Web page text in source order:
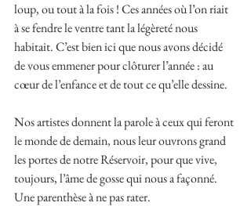
loup, ou tout à la fois ! Ces années où l’on riait
à se fendre le ventre tant la légèreté nous
habitait. C’est bien ici que nous avons décidé
de vous emmener pour clôturer l’année : au
cœur de l’enfance et de tout ce qu’elle dessine.
Nos artistes donnent la parole à ceux qui feront
le monde de demain, nous leur ouvrons grand
les portes de notre Réservoir, pour que vive,
toujours, l’âme de gosse qui nous a façonné.
Une parenthèse à ne pas rater.